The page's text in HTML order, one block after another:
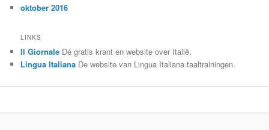
oktober 2016
LINKS
Il Giornale Dé gratis krant en website over Italië.
Lingua Italiana De website van Lingua Italiana taaltrainingen.